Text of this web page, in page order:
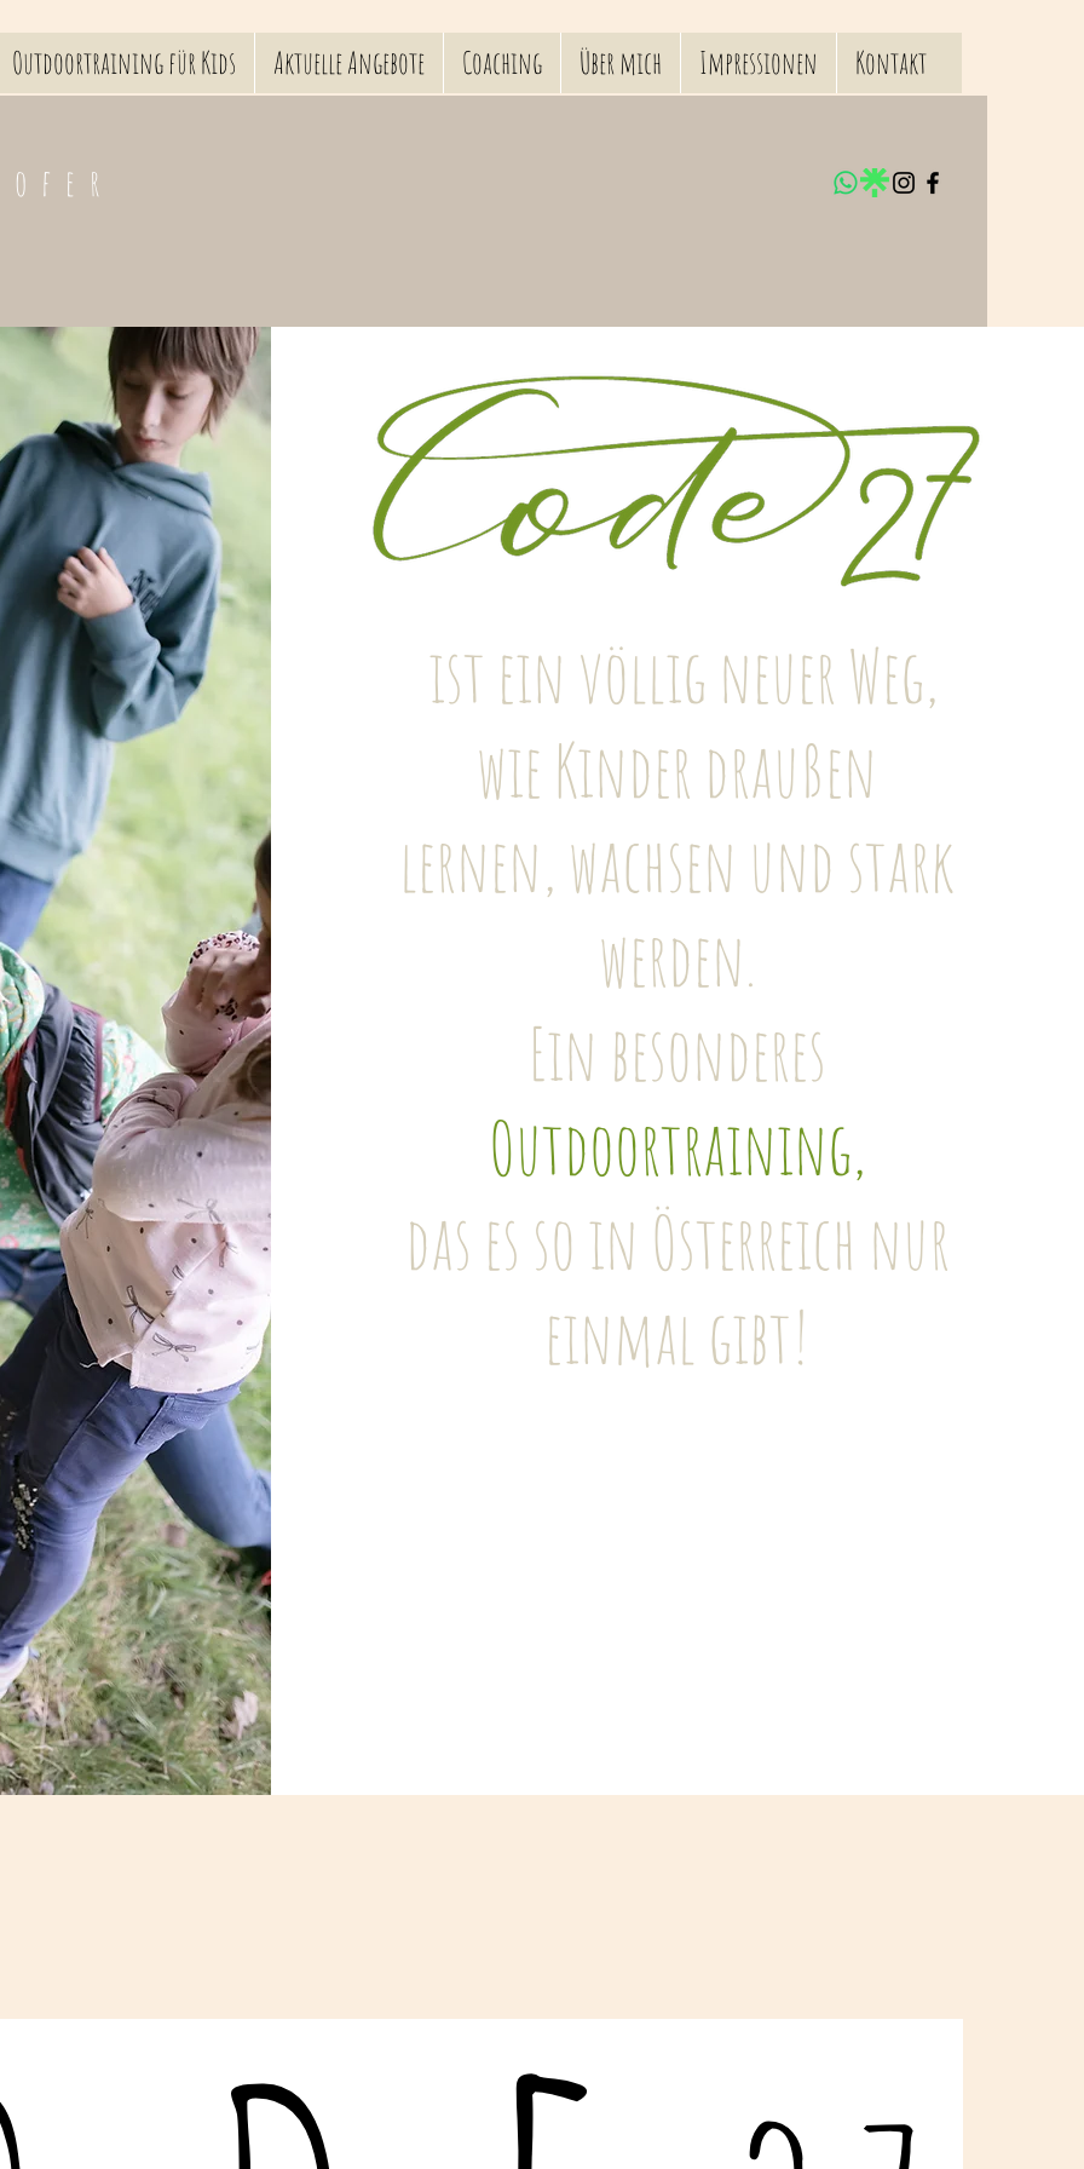
Outdoortraining für Kids Aktuelle Angebote Coaching Über mich Impressionen Kontakt
ist ein völlig neuer Weg,
wie Kinder draußen
lernen, wachsen und stark
werden.
Ein besonderes
Outdoortraining,
das es so in Österreich nur
einmal gibt!